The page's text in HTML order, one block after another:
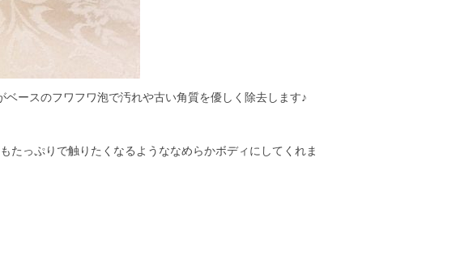
ベースのフワフワ泡で汚れや古い角質を優しく除去します♪
たっぷりで触りたくなるようななめらかボディにしてくれま